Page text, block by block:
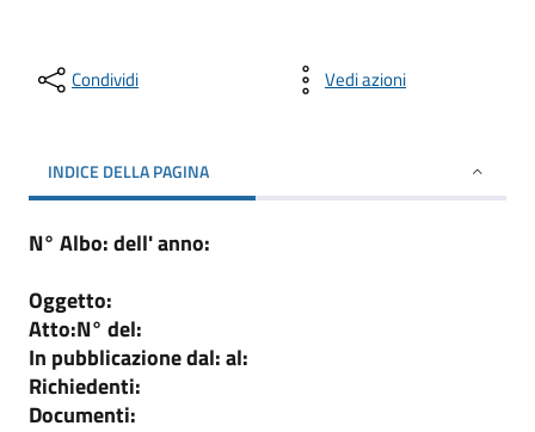
Condividi Vedi azioni
INDICE DELLA PAGINA
N° Albo:dell' anno:
Oggetto:
Atto:N° del:
In pubblicazione dal:al:
Richiedenti:
Documenti: